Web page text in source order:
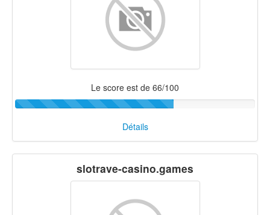
Le score est de 66/100
Détails
slotrave-casino.games